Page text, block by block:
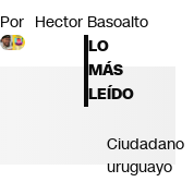
Por Hector Basoalto
LO
MÁS
LEÍDO
Ciudadano
uruguayo